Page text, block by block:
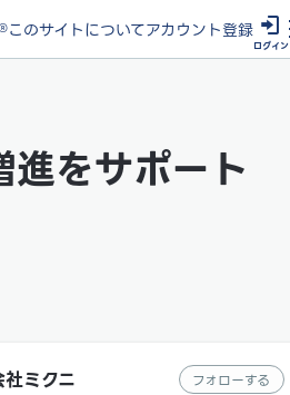
このサイトについてアカウント登録
ログイン
をサポート
ミクニ
フォローする